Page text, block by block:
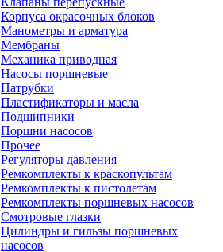
Корпуса окрасочных блоков
Манометры и арматура
Мембраны
Механика приводная
Насосы поршневые
Патрубки
Пластификаторы и масла
Подшипники
Поршни насосов
Прочее
Регуляторы давления
Ремкомплекты к краскопультам
Ремкомплекты к пистолетам
Ремкомплекты поршневых насосов
Смотровые глазки
Цилиндры и гильзы поршневых
насосов